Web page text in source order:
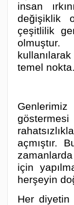
insan
değişiklik
çeşitlilik
olmuştur.
temel
açmıştır.
için
herşeyin
Her